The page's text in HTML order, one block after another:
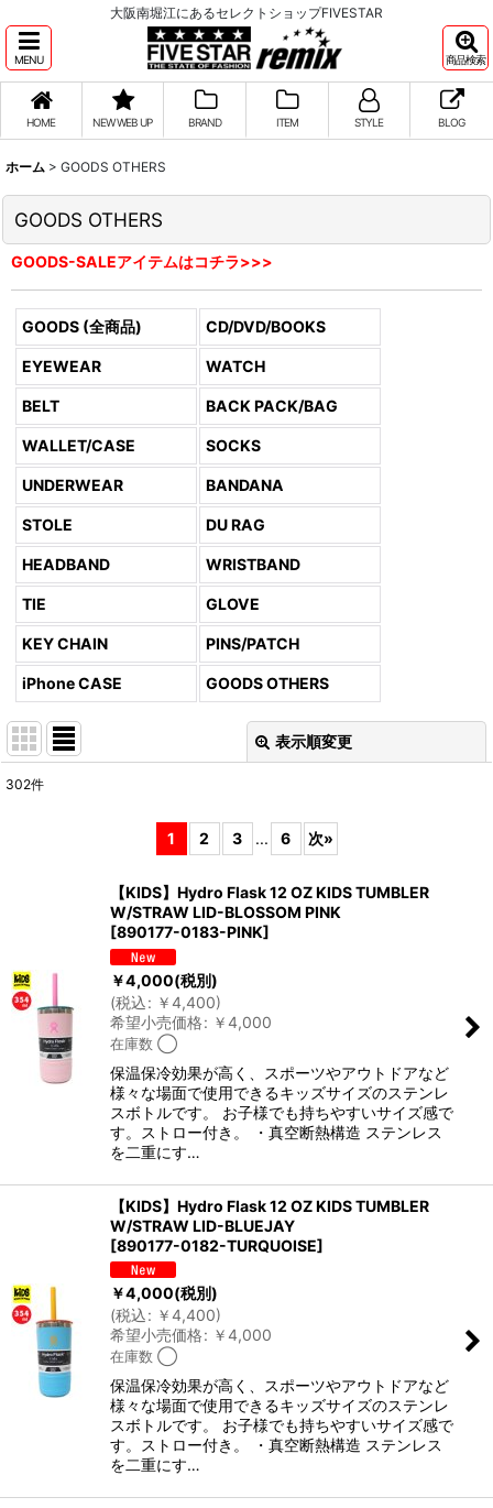
大阪南堀江にあるセレクトショップFIVESTAR
MENU 商品検索
HOME NEW WEB UP BRAND ITEM STYLE BLOG
ホーム > GOODS OTHERS
GOODS OTHERS
GOODS-SALEアイテムはコチラ>>>
GOODS (全商品) CD/DVD/BOOKS
EYEWEAR WATCH
BELT BACK PACK/BAG
WALLET/CASE SOCKS
UNDERWEAR BANDANA
STOLE DU RAG
HEADBAND WRISTBAND
TIE GLOVE
KEY CHAIN PINS/PATCH
iPhone CASE GOODS OTHERS
表示順変更
絞り込む
302件
1 2 3 ... 6 次»
【KIDS】Hydro Flask 12 OZ KIDS TUMBLER
W/STRAW LID-BLOSSOM PINK
[890177-0183-PINK]
￥4,000(税別)
(税込: ￥4,400)
希望小売価格: ￥4,000
在庫数 ◯
保温保冷効果が高く、スポーツやアウトドアなど
様々な場面で使用できるキッズサイズのステンレ
スボトルです。 お子様でも持ちやすいサイズ感で
す。ストロー付き。 ・真空断熱構造 ステンレス
を二重にす…
【KIDS】Hydro Flask 12 OZ KIDS TUMBLER
W/STRAW LID-BLUEJAY
[890177-0182-TURQUOISE]
￥4,000(税別)
(税込: ￥4,400)
希望小売価格: ￥4,000
在庫数 ◯
保温保冷効果が高く、スポーツやアウトドアなど
様々な場面で使用できるキッズサイズのステンレ
スボトルです。 お子様でも持ちやすいサイズ感で
す。ストロー付き。 ・真空断熱構造 ステンレス
を二重にす…